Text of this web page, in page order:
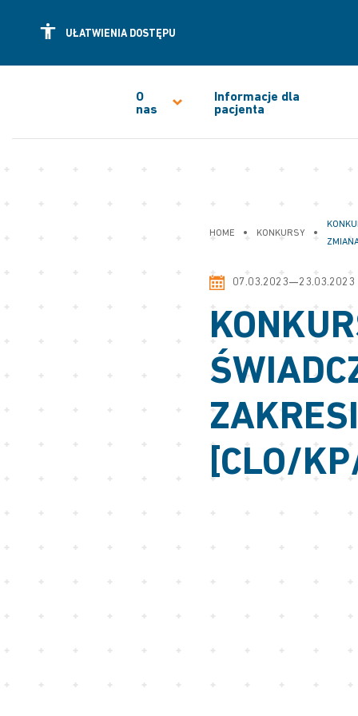
UŁATWIENIA DOSTĘPU
O
nas
Informacje dla
pacjenta
HOME • KONKURSY •
07.03.2023—23.03.2023
[CLO/